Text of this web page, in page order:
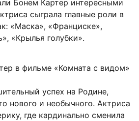
Бонем Картер интересными
сыграла главные роли в
«Маска», «Франциске»,
«Крылья голубки».
в фильме «Комната с видом»
успех на Родине,
нового и необычного. Актриса
где кардинально сменила